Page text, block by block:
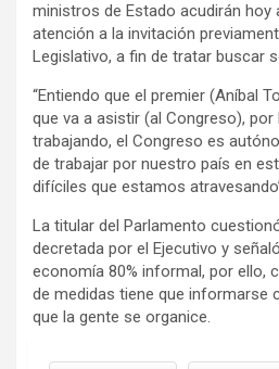
ministros de Estado acudirán hoy
atención a la invitación
Legislativo, a fin de tratar buscar
“Entiendo que el premier (Aníbal
que va a asistir (al Congreso),
trabajando, el Congreso es
de trabajar por nuestro país en
difíciles que estamos
La titular del Parlamento
decretada por el Ejecutivo y
economía 80% informal, por ello,
de medidas tiene que informarse
que la gente se organice.